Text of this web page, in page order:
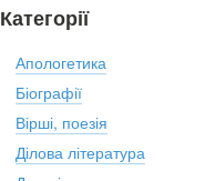
Категорії
Апологетика
Біографії
Вірші, поезія
Ділова література